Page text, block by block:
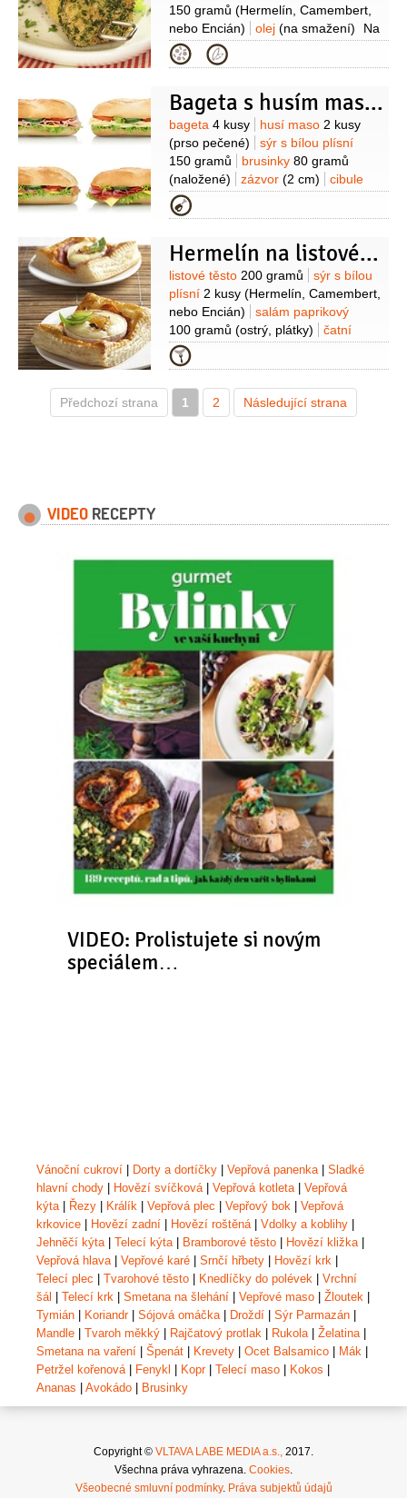
150 gramů (Hermelín, Camembert,
nebo Encián)
olej (na smažení)
Na
obalení: vejce
1 decilitr
mouka pšeničná hladká
slunečnicová50 gramů bylinky1 hrst
(nasekané, čerstvé)
Kategorie
Bageta s husím masem, sýrem brie a brusinkovým čatní
Suroviny
bageta 4 kusy husí maso 2 kusy
(prso pečené)
sýr s bílou plísní
150 gramů
brusinky 80 gramů
(naložené)
zázvor (2 cm)
cibule
1 kus
1 lžíce
cukr1 lžíce badyán1 kus
Kategorie
Hermelín na listovém těstě
Suroviny
listové těsto 200 gramů
sýr s bílou
plísní 2 kusy (Hermelín, Camembert,
nebo Encián)
salám paprikový
100 gramů (ostrý, plátky)
čatní
4 lžíce
červená1 kus (nemusí být)
mouka
1/2kusu (na potření)
smetana
2 lžíce (na potření)
Kategorie
Předchozí strana 1 2 Následující strana
VIDEO RECEPTY
VIDEO: Prolistujete si novým
speciálem…
Vánoční cukroví Dorty a dortíčky Vepřová panenka| Sladké
hlavní chody
Hovězí svíčková| Vepřová kotleta| Vepřová
kýta| Řezy Králík Vepřová plec Vepřový bok
Vepřová
krkovice
Hovězí zadní Hovězí roštěná| Vdolky a koblihy
Jehněčí kýta| Telecí kýta| Bramborové těsto Hovězí kližka|
Vepřová hlava| Vepřové karé Srnčí hřbety Hovězí krk
Telecí plec
Tvarohové těsto Knedlíčky do polévek
Vrchní
šál
Telecí krk Smetana na šlehání Vepřové maso Žloutek
Tymián
Koriandr| Sójová omáčka| Droždí Sýr Parmazán
Mandle
Tvaroh měkký Rajčatový protlak Rukola| Želatina|
Smetana na vaření
Špenát Krevety Ocet Balsamico Mák
Petržel kořenová| Fenykl Kopr| Telecí maso Kokos
Ananas
Avokádo Brusinky
Copyright © VLTAVA LABE MEDIA a.s., 2017.
Všechna práva vyhrazena. Cookies.
Všeobecné smluvní podmínky. Práva subjektů údajů